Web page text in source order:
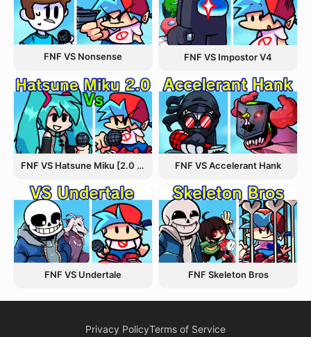
FNF VS Nonsense FNF VS Impostor V4
FNF VS Hatsune Miku [2.0 Update] FNF VS Accelerant Hank
FNF VS Undertale FNF Skeleton Bros
Privacy PolicyTerms of Service